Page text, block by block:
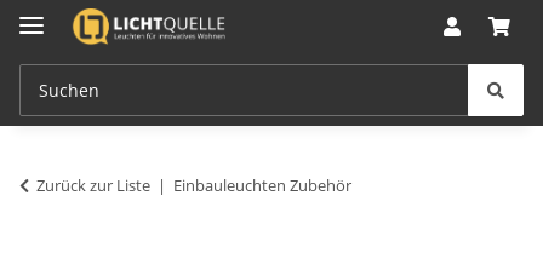
Zurück zur Liste Einbauleuchten Zubehör